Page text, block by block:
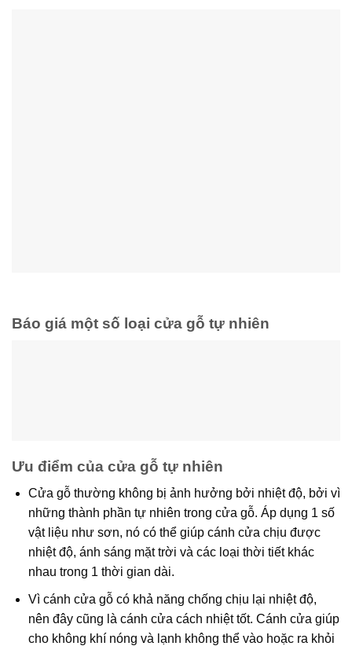
Báo giá một số loại cửa gỗ tự nhiên
Ưu điểm của cửa gỗ tự nhiên
Cửa gỗ thường không bị ảnh hưởng bởi nhiệt độ, bởi vì
những thành phần tự nhiên trong cửa gỗ. Áp dụng 1 số
vật liệu như sơn, nó có thể giúp cánh cửa chịu được
nhiệt độ, ánh sáng mặt trời và các loại thời tiết khác
nhau trong 1 thời gian dài.
Vì cánh cửa gỗ có khả năng chống chịu lại nhiệt độ,
nên đây cũng là cánh cửa cách nhiệt tốt. Cánh cửa giúp
cho không khí nóng và lạnh không thể vào hoặc ra khỏi